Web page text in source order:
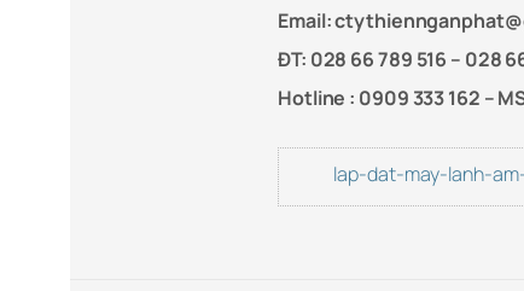
Email:
ĐT: 028 66 789 516 – 028
Hotline : 0909 333 162 –
lap-dat-may-lanh-